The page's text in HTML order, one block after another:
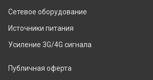
Сетевое оборудование
Источники питания
Усиление 3G/4G сигнала
Публичная оферта